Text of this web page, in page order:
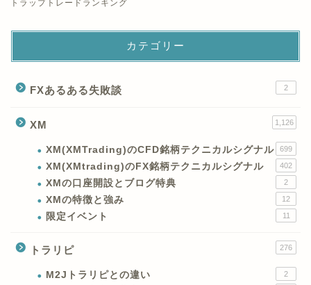
トラップトレードランキング
カテゴリー
FXあるある失敗談 2
XM 1,126
XM(XMTrading)のCFD銘柄テクニカルシグナル 699
XM(XMtrading)のFX銘柄テクニカルシグナル 402
XMの口座開設とブログ特典 2
XMの特徴と強み 12
限定イベント 11
トラリピ 276
M2Jトラリピとの違い 2